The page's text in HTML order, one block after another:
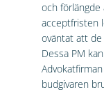
och
acceptfristen
oväntat att
Dessa PM
budgivaren